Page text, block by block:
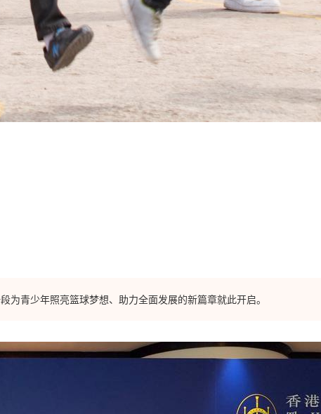
青少年照亮篮球梦想、助力全面发展的新篇章就此开启。